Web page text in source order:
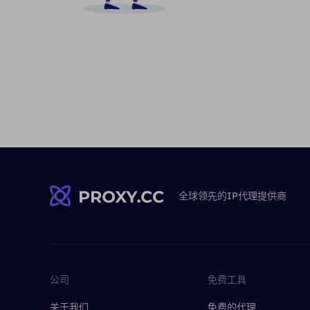
全球领先的IP代理提供商
公司
关于我们
免费工具
免费的代理